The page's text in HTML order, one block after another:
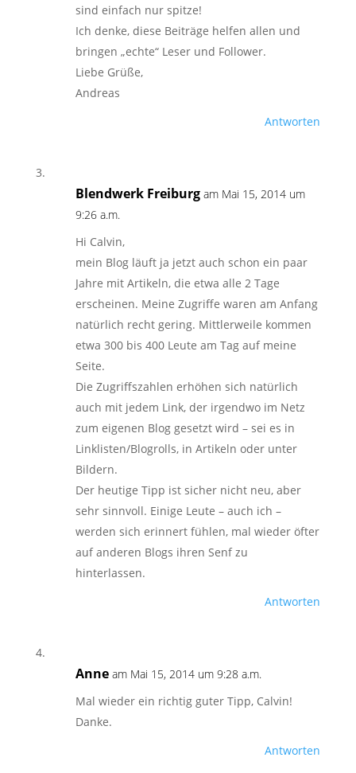
sind einfach nur spitze!
Ich denke, diese Beiträge helfen allen und
bringen „echte“ Leser und Follower.
Liebe Grüße,
Andreas
Antworten
Blendwerk Freiburg am Mai 15, 2014 um
9:26 a.m.
Hi Calvin,
mein Blog läuft ja jetzt auch schon ein paar
Jahre mit Artikeln, die etwa alle 2 Tage
erscheinen. Meine Zugriffe waren am Anfang
natürlich recht gering. Mittlerweile kommen
etwa 300 bis 400 Leute am Tag auf meine
Seite.
Die Zugriffszahlen erhöhen sich natürlich
auch mit jedem Link, der irgendwo im Netz
zum eigenen Blog gesetzt wird – sei es in
Linklisten/Blogrolls, in Artikeln oder unter
Bildern.
Der heutige Tipp ist sicher nicht neu, aber
sehr sinnvoll. Einige Leute – auch ich –
werden sich erinnert fühlen, mal wieder öfter
auf anderen Blogs ihren Senf zu
hinterlassen.
Antworten
Anne am Mai 15, 2014 um 9:28 a.m.
Mal wieder ein richtig guter Tipp, Calvin!
Danke.
Antworten